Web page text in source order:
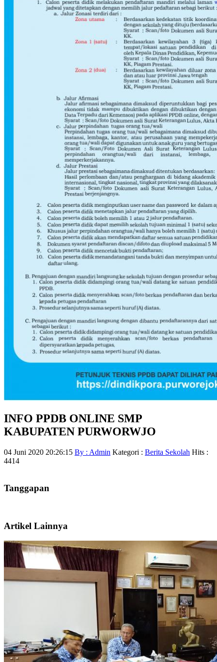
INFO PPDB ONLINE SMP
KABUPATEN PURWORWJO
04 Juni 2020 20:26:15 By : Admin Kategori : Berita Sekolah Hits :
4414
Tanggapan
Artikel Lainnya